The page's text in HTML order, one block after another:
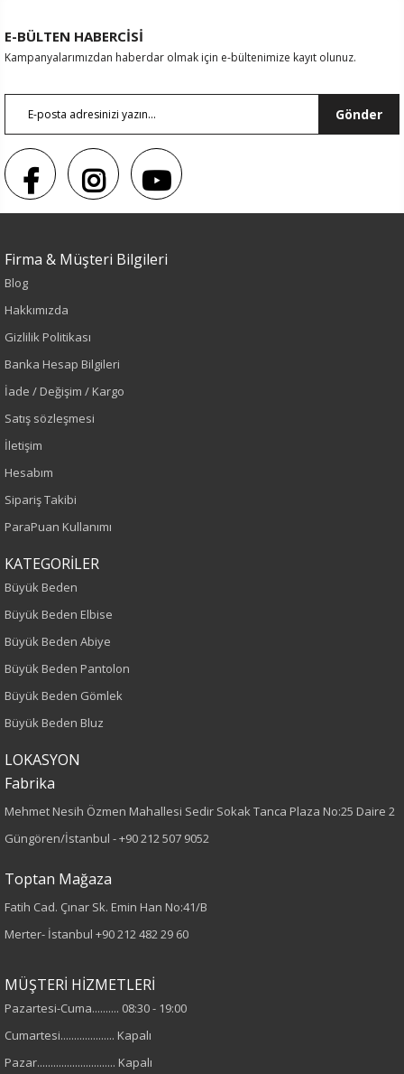
Sezon : KIŞLIK
Saks
Sonbahar-Kış
Yaş Grubu
Yetişkin
Büyük Beden
75
Kumaş Tipi
Örme
Desen
Baskılı
Kumaş
%75 Pamuk
%25 Polyester
Yaka Tipi
E-BÜLTEN HABERCİSİ
Kampanyalarımızdan haberdar olmak için e-bültenimize kayıt olunuz.
Gönder
Firma & Müşteri Bilgileri
Blog
Hakkımızda
Gizlilik Politikası
Banka Hesap Bilgileri
İade / Değişim / Kargo
Satış sözleşmesi
İletişim
Hesabım
Sipariş Takibi
ParaPuan Kullanımı
KATEGORİLER
Büyük Beden
Büyük Beden Elbise
Büyük Beden Abiye
Büyük Beden Pantolon
Büyük Beden Gömlek
Büyük Beden Bluz
LOKASYON
Fabrika
Mehmet Nesih Özmen Mahallesi Sedir Sokak Tanca Plaza No:25 Daire 2
Güngören/İstanbul -+90 212 507 9052
Toptan Mağaza
Fatih Cad. Çınar Sk. Emin Han No:41/B
Merter- İstanbul +90 212 482 29 60
MÜŞTERİ HİZMETLERİ
Pazartesi-Cuma.......... 08:30 - 19:00
Cumartesi.................... Kapalı
Pazar............................. Kapalı